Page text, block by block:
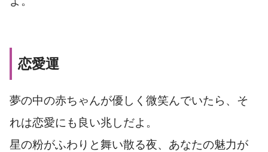
恋愛運
夢の中の赤ちゃんが優しく微笑んでいたら、そ
れは恋愛にも良い兆しだよ。
星の粉がふわりと舞い散る夜、あなたの魅力が